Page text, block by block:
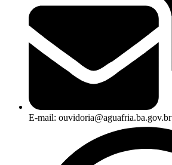
E-mail: ouvidoria@aguafria.ba.gov.br